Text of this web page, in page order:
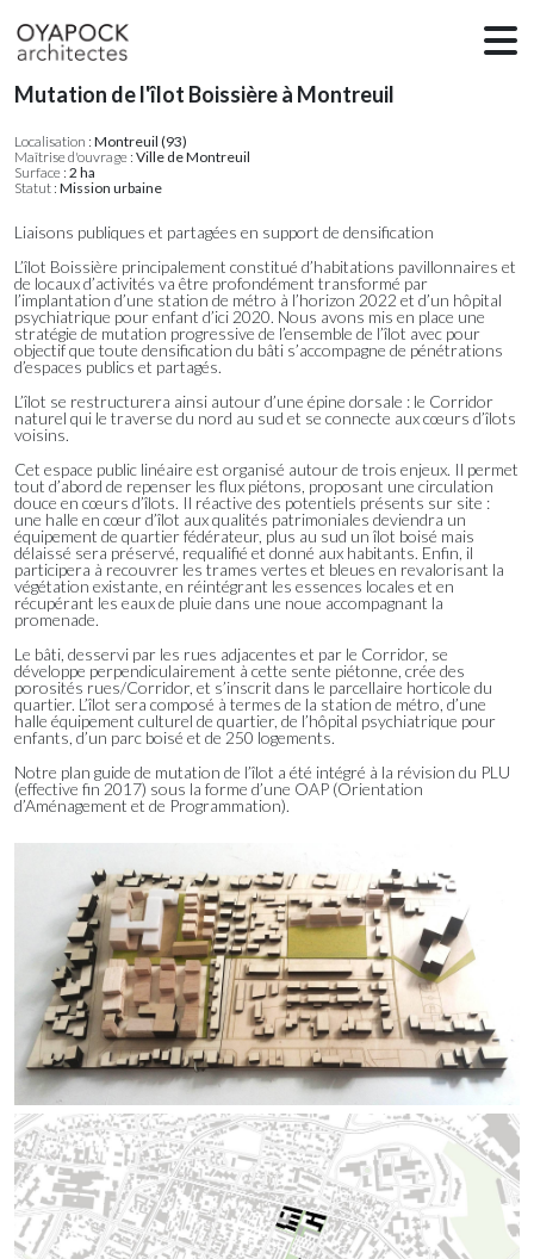
Mutation de l'îlot Boissière à Montreuil
Localisation : Montreuil (93)
Maîtrise d'ouvrage : Ville de Montreuil
Surface : 2 ha
Statut : Mission urbaine
Liaisons publiques et partagées en support de densification
L’îlot Boissière principalement constitué d’habitations pavillonnaires et
de locaux d’activités va être profondément transformé par
l’implantation d’une station de métro à l’horizon 2022 et d’un hôpital
psychiatrique pour enfant d’ici 2020. Nous avons mis en place une
stratégie de mutation progressive de l’ensemble de l’îlot avec pour
objectif que toute densification du bâti s’accompagne de pénétrations
d’espaces publics et partagés.
L’îlot se restructurera ainsi autour d’une épine dorsale : le Corridor
naturel qui le traverse du nord au sud et se connecte aux cœurs d’îlots
voisins.
Cet espace public linéaire est organisé autour de trois enjeux. Il permet
tout d’abord de repenser les flux piétons, proposant une circulation
douce en cœurs d’îlots. Il réactive des potentiels présents sur site :
une halle en cœur d’îlot aux qualités patrimoniales deviendra un
équipement de quartier fédérateur, plus au sud un îlot boisé mais
délaissé sera préservé, requalifié et donné aux habitants. Enfin, il
participera à recouvrer les trames vertes et bleues en revalorisant la
végétation existante, en réintégrant les essences locales et en
récupérant les eaux de pluie dans une noue accompagnant la
promenade.
Le bâti, desservi par les rues adjacentes et par le Corridor, se
développe perpendiculairement à cette sente piétonne, crée des
porosités rues/Corridor, et s’inscrit dans le parcellaire horticole du
quartier. L’îlot sera composé à termes de la station de métro, d’une
halle équipement culturel de quartier, de l’hôpital psychiatrique pour
enfants, d’un parc boisé et de 250 logements.
Notre plan guide de mutation de l’îlot a été intégré à la révision du PLU
(effective fin 2017) sous la forme d’une OAP (Orientation
d’Aménagement et de Programmation).